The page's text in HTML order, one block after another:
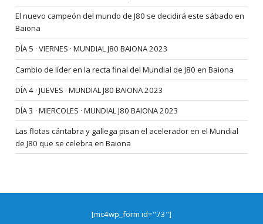
El nuevo campeón del mundo de J80 se decidirá este sábado en
Baiona
DÍA 5 · VIERNES · MUNDIAL J80 BAIONA 2023
Cambio de líder en la recta final del Mundial de J80 en Baiona
DÍA 4 · JUEVES · MUNDIAL J80 BAIONA 2023
DÍA 3 · MIERCOLES · MUNDIAL J80 BAIONA 2023
Las flotas cántabra y gallega pisan el acelerador en el Mundial
de J80 que se celebra en Baiona
[mc4wp_form id="73"]